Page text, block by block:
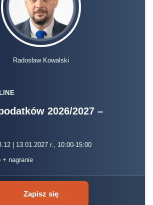
Radosław Kowalski
2026/2027 –
| 13.01.2027 r., 10:00-15:00
+ nagranie
Zapisz się